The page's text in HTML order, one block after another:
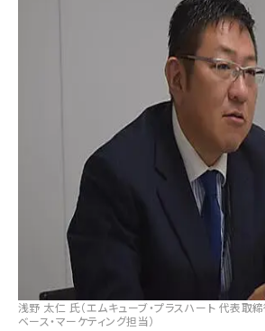
浅野 太仁 氏（エムキューブ・プラスハート 代表取
ベース・マーケティング担当）